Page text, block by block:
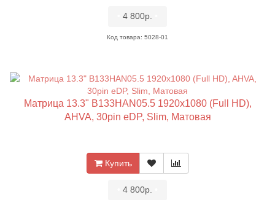
4 800р.
Код товара: 5028-01
Матрица 13.3" B133HAN05.5 1920x1080 (Full HD),
AHVA, 30pin eDP, Slim, Матовая
Купить
4 800р.